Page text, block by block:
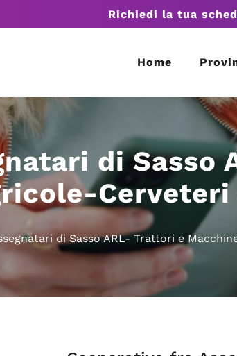
Richiedi la tua
Home
di Sasso
Cerveteri
di Sasso ARL- Trattori e